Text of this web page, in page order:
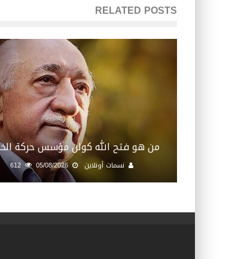
RELATED POSTS
من هو فتح الله كولن مؤسس حركة
نسمات أونلاين 05/08/2026
612